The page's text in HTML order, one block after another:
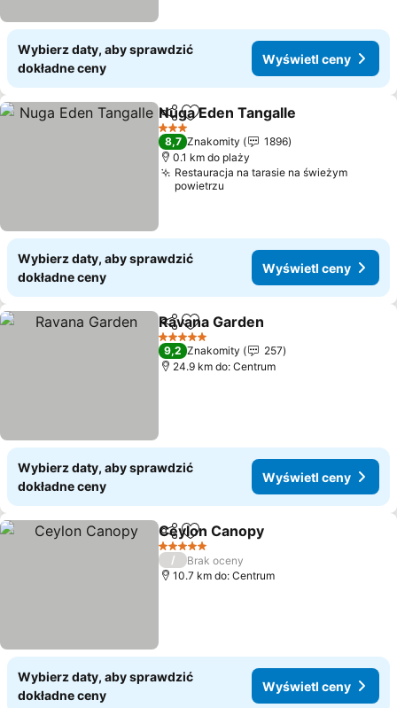
Wybierz daty, aby sprawdzić
dokładne ceny
Wyświetl ceny
Udostępnij
Dodaj do ulubionych
Nuga Eden Tangalle
3 Kategoria
8,7 Znakomity
1896
0.1 km do plaży
Restauracja na tarasie na świeżym
powietrzu
Wybierz daty, aby sprawdzić
dokładne ceny
Wyświetl ceny
Udostępnij
Dodaj do ulubionych
Ravana Garden
5 Kategoria
9,2 Znakomity
257
24.9 km do: Centrum
Wybierz daty, aby sprawdzić
dokładne ceny
Wyświetl ceny
Udostępnij
Dodaj do ulubionych
Ceylon Canopy
5 Kategoria
/
Brak oceny
10.7 km do: Centrum
Wybierz daty, aby sprawdzić
dokładne ceny
Wyświetl ceny